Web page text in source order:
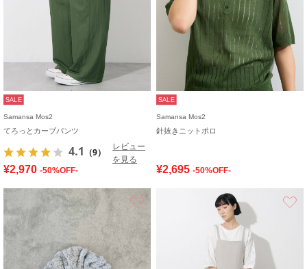
SALE
Samansa Mos2
てろっとカーブパンツ
4.1 （9）
レビュー
を見る
¥2,970 -50%OFF-
SALE
Samansa Mos2
針抜きニットポロ
¥2,695 -50%OFF-